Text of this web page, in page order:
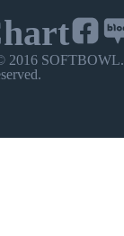
2016 SOFTBOWL.